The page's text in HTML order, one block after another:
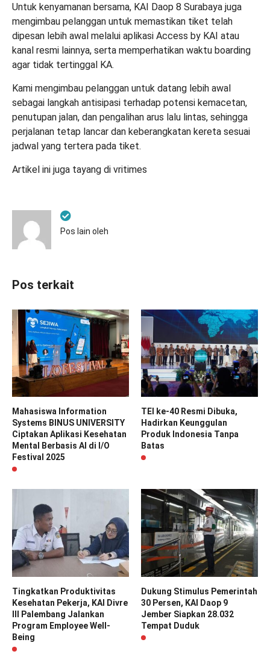
Untuk kenyamanan bersama, KAI Daop 8 Surabaya juga
mengimbau pelanggan untuk memastikan tiket telah
dipesan lebih awal melalui aplikasi Access by KAI atau
kanal resmi lainnya, serta memperhatikan waktu boarding
agar tidak tertinggal KA.
Kami mengimbau pelanggan untuk datang lebih awal
sebagai langkah antisipasi terhadap potensi kemacetan,
penutupan jalan, dan pengalihan arus lalu lintas, sehingga
perjalanan tetap lancar dan keberangkatan kereta sesuai
jadwal yang tertera pada tiket.
Artikel ini juga tayang di vritimes
Pos lain oleh
Pos terkait
Mahasiswa Information
Systems BINUS UNIVERSITY
Ciptakan Aplikasi Kesehatan
Mental Berbasis AI di I/O
Festival 2025
TEI ke-40 Resmi Dibuka,
Hadirkan Keunggulan
Produk Indonesia Tanpa
Batas
Tingkatkan Produktivitas
Kesehatan Pekerja, KAI Divre
III Palembang Jalankan
Program Employee Well-
Being
Dukung Stimulus Pemerintah
30 Persen, KAI Daop 9
Jember Siapkan 28.032
Tempat Duduk